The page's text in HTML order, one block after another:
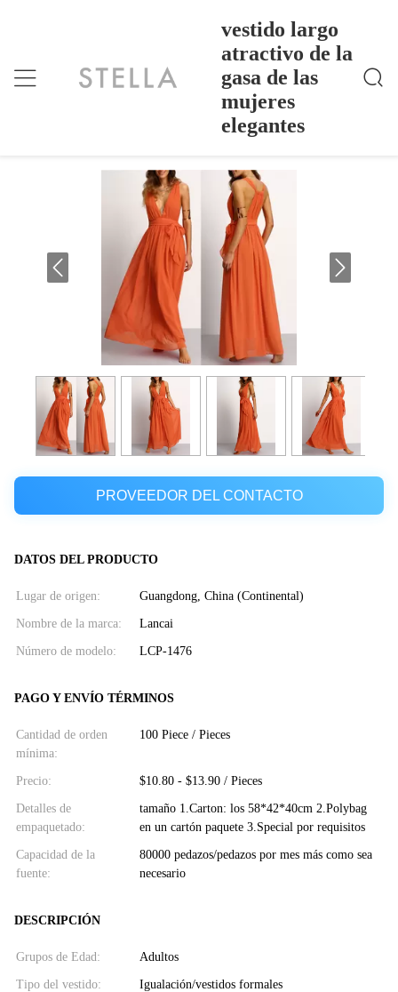
vestido largo
atractivo de la
gasa de las
mujeres
elegantes
Inicio Products>
Vestido Largo Atractivo De La Gasa De Las Mujeres
Elegantes
vestido largo atractivo de la gasa de las
PROVEEDOR DEL CONTACTO
DATOS DEL PRODUCTO
Lugar de origen: Guangdong, China (Continental)
Nombre de la marca: Lancai
Número de modelo: LCP-1476
PAGO Y ENVÍO TÉRMINOS
Cantidad de orden
mínima:
100 Piece / Pieces
Precio: $10.80 - $13.90 / Pieces
Detalles de
empaquetado:
tamaño 1.Carton: los 58*42*40cm 2.Polybag
en un cartón paquete 3.Special por requisitos
Capacidad de la
fuente:
80000 pedazos/pedazos por mes más como sea
necesario
DESCRIPCIÓN
Grupos de Edad: Adultos
Tipo del vestido: Igualación/vestidos formales